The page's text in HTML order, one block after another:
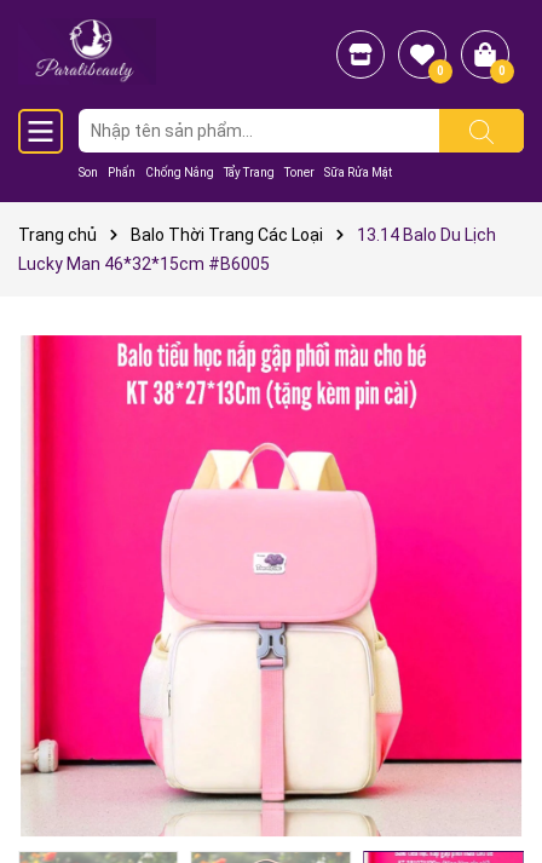
Son Phấn Chống Nắng Tẩy Trang Toner Sữa Rửa Mặt
0 0
Trang chủ Balo Thời Trang Các Loại
13.14 Balo Du Lịch
Lucky Man 46*32*15cm #B6005
Mã giảm giá:
Ngày hết hạn: